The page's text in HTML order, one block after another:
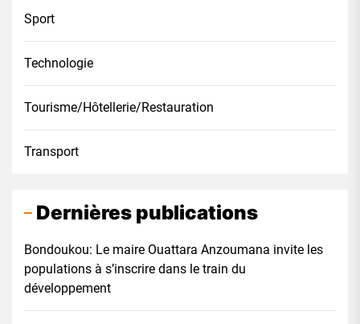
Sport
Technologie
Tourisme/Hôtellerie/Restauration
Transport
Dernières publications
Bondoukou: Le maire Ouattara Anzoumana invite les
populations à s’inscrire dans le train du
développement